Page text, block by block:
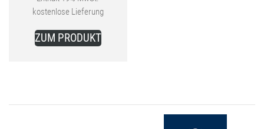
149,99 €
Preis
ist:
kostenlose Lieferung
ZUM PRODUKT